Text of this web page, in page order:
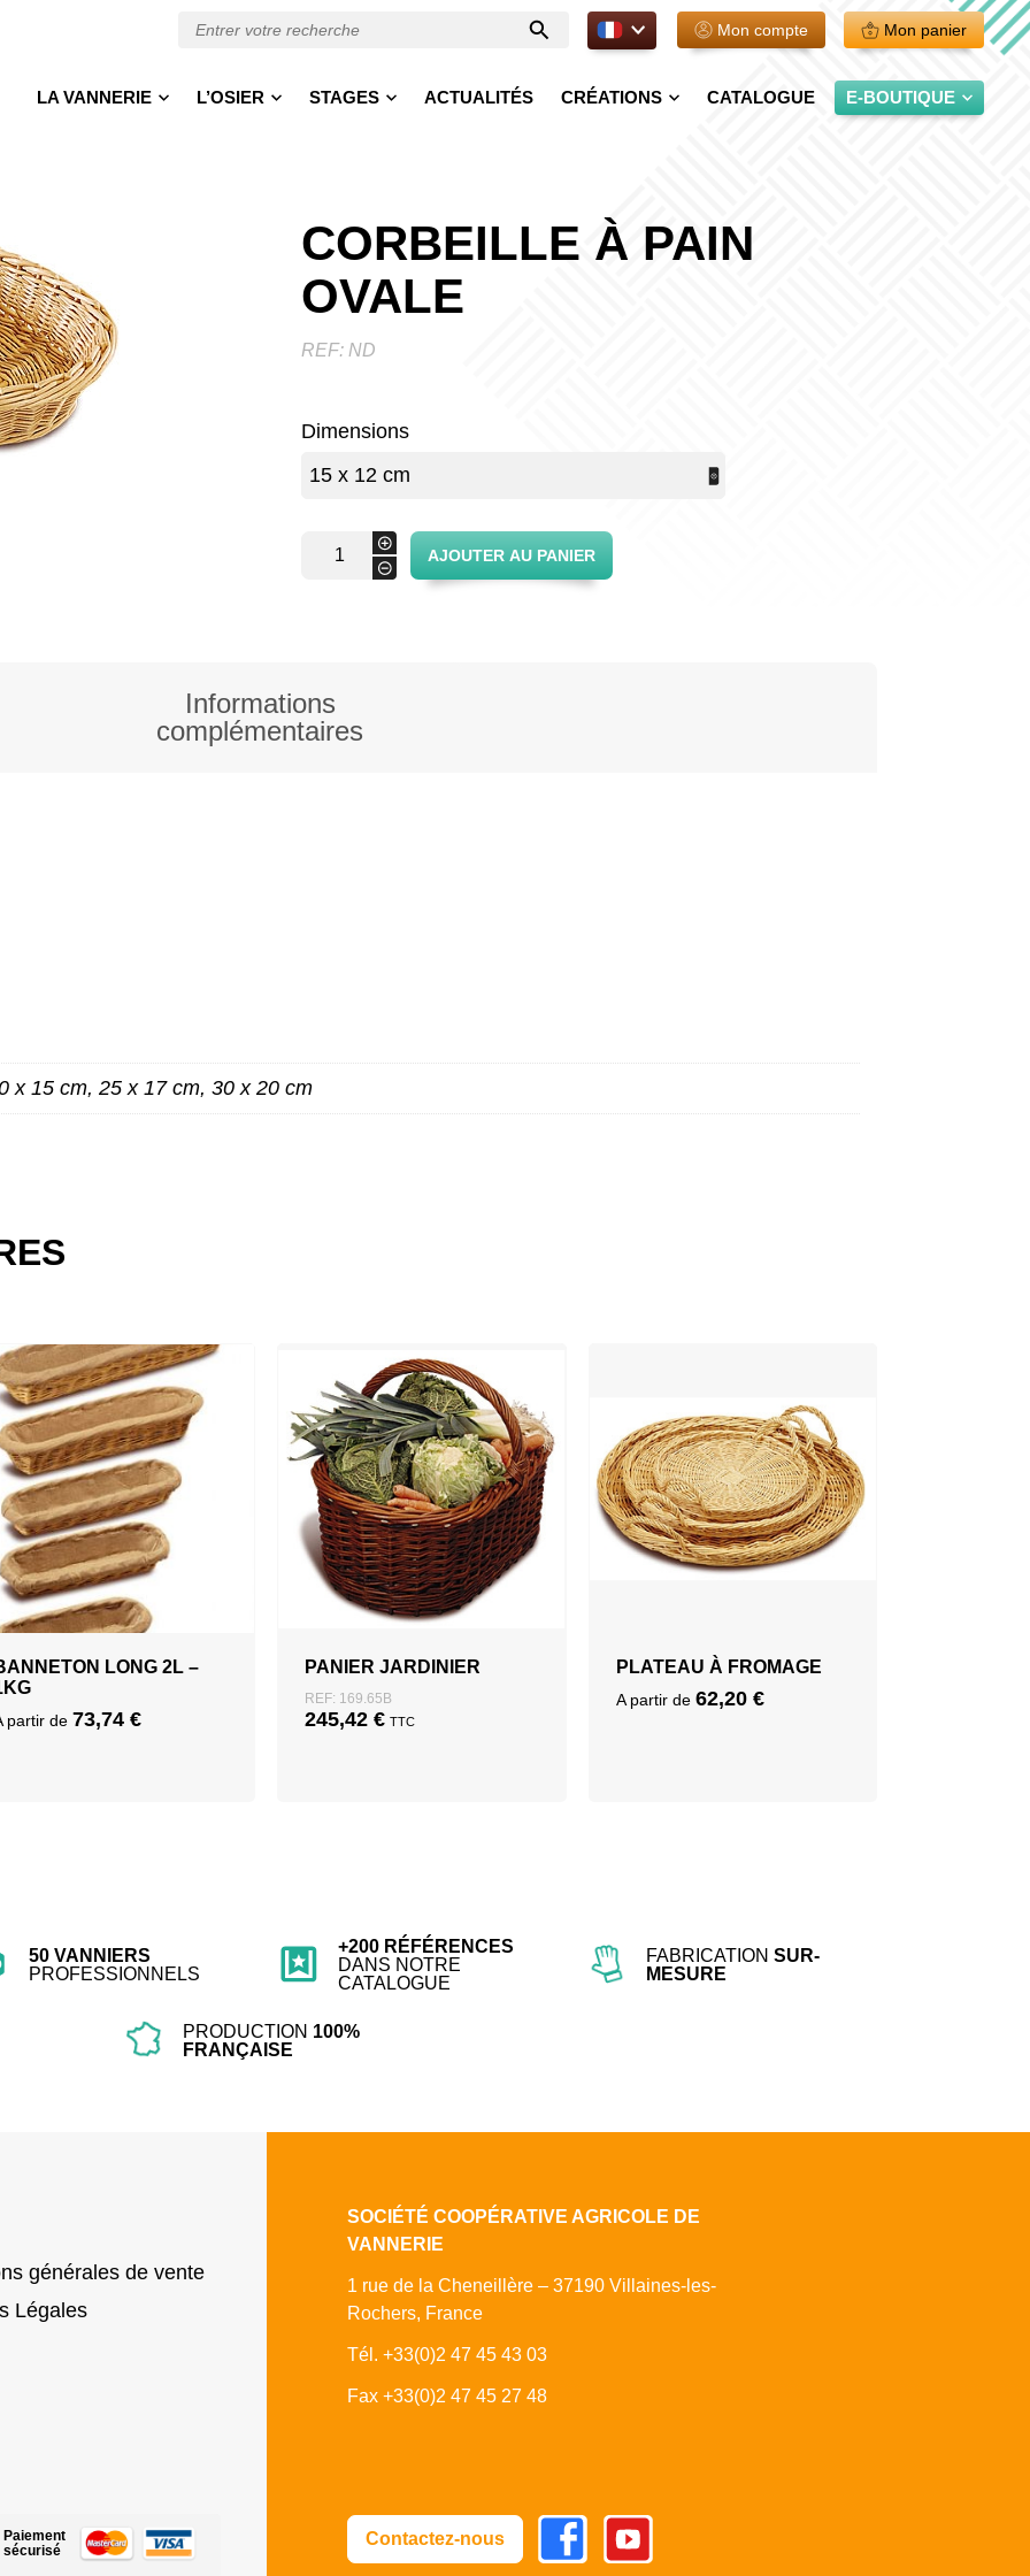
Entrer
votre
FR. Mon compte Mon panier
LA VANNERIE L’OSIER STAGES ACTUALITÉS CRÉATIONS CATALOGUE E-BOUTIQUE
CORBEILLE À PAIN
OVALE
REF: ND
Dimensions
-
Corbeille
+
AJOUTER AU PANIER
Informations
complémentaires
x 15 cm, 25 x 17 cm, 30 x 20 cm
LONG 2L –
partir de73,74€
PANIER JARDINIER
REF: 169.65B
245,42 € TTC
PLATEAU À FROMAGE
A partir de 62,20 €
50 VANNIERS
PROFESSIONNELS
+200 RÉFÉRENCES
DANS NOTRE
CATALOGUE
FABRICATION SUR-
MESURE
PRODUCTION 100%
FRANÇAISE
générales de vente
Légales
SOCIÉTÉ COOPÉRATIVE AGRICOLE DE
VANNERIE
1 rue de la Cheneillère – 37190 Villaines-les-
Rochers, France
Tél. +33(0)2 47 45 43 03
Fax +33(0)2 47 45 27 48
Paiement
sécurisé
Contactez-nous
FacebookYoutube